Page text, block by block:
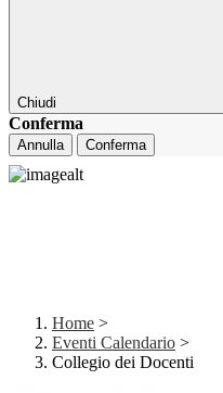
Chiudi
Conferma
Annulla Conferma
Home >
Eventi Calendario >
Collegio dei Docenti